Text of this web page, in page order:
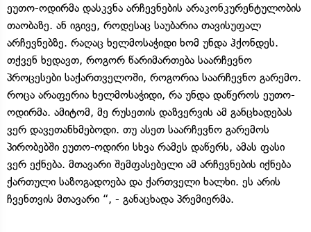
ეუთო-ოდირმა დასკვნა არჩევნების არაკონკურენტულობის
თაობაზე. ან იგივე, როდესაც საუბარია თავისუფალ
არჩევნებზე. რაღაც ხელმოსაჭიდი ხომ უნდა ჰქონდეს.
თქვენ ხედავთ, როგორ წარიმართება საარჩევნო
პროცესები საქართველოში, როგორია საარჩევნო გარემო.
როცა არაფერია ხელმოსაჭიდი, რა უნდა დაწეროს ეუთო-
ოდირმა. ამიტომ, მე რუსეთის დაზვერვის ამ განცხადებას
ვერ დავეთანხმებოდი. თუ ასეთ საარჩევნო გარემოს
პირობებში ეუთო-ოდირი სხვა რამეს დაწერს, ამას ფასი
ვერ ექნება. მთავარი შემფასებელი ამ არჩევნების იქნება
ქართული საზოგადოება და ქართველი ხალხი. ეს არის
ჩვენთვის მთავარი “, - განაცხადა პრემიერმა.